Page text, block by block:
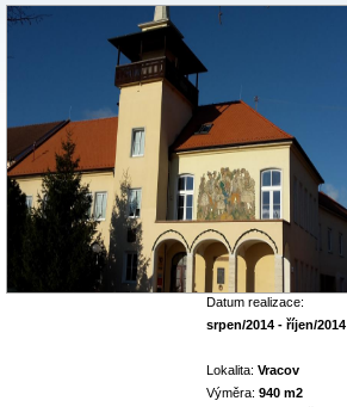
Datum realizace:
srpen/2014 - říjen/2014
Lokalita: Vracov
Výměra: 940 m2